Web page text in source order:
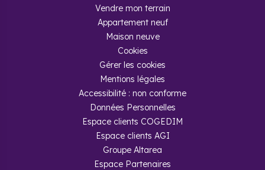
Vendre mon terrain
Appartement neuf
Maison neuve
Cookies
Gérer les cookies
Mentions légales
Accessibilité : non conforme
Données Personnelles
Espace clients COGEDIM
Espace clients AGI
Groupe Altarea
Espace Partenaires